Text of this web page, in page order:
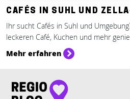
CAFÉS IN SUHL UND
Ihr sucht Cafés in Suhl und
leckeren Café, Kuchen und mehr
Mehr erfahren